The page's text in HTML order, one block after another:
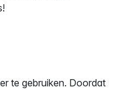
te gebruiken. Doordat